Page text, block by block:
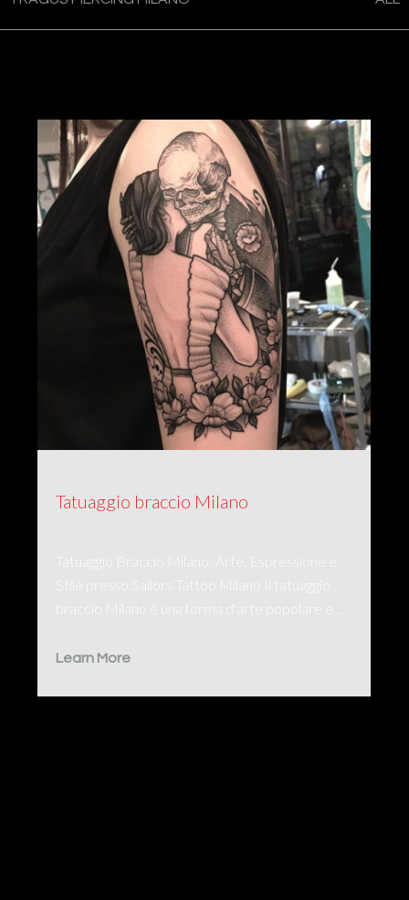
Tatuaggio braccio Milano
Tatuaggio Braccio Milano: Arte, Espressione e
Stile presso Sailors Tattoo Milano Il tatuaggio
Learn More